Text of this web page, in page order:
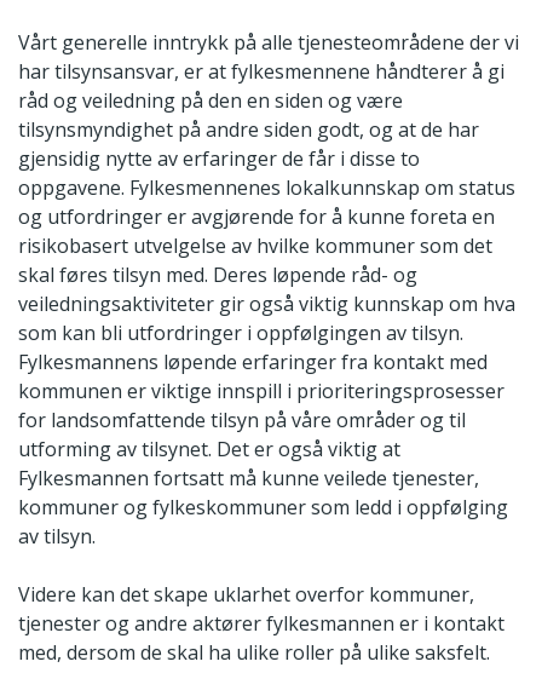
Vårt generelle inntrykk på alle tjenesteområdene der vi
har tilsynsansvar, er at fylkesmennene håndterer å gi
råd og veiledning på den en siden og være
tilsynsmyndighet på andre siden godt, og at de har
gjensidig nytte av erfaringer de får i disse to
oppgavene. Fylkesmennenes lokalkunnskap om status
og utfordringer er avgjørende for å kunne foreta en
risikobasert utvelgelse av hvilke kommuner som det
skal føres tilsyn med. Deres løpende råd- og
veiledningsaktiviteter gir også viktig kunnskap om hva
som kan bli utfordringer i oppfølgingen av tilsyn.
Fylkesmannens løpende erfaringer fra kontakt med
kommunen er viktige innspill i prioriteringsprosesser
for landsomfattende tilsyn på våre områder og til
utforming av tilsynet. Det er også viktig at
Fylkesmannen fortsatt må kunne veilede tjenester,
kommuner og fylkeskommuner som ledd i oppfølging
av tilsyn.
Videre kan det skape uklarhet overfor kommuner,
tjenester og andre aktører fylkesmannen er i kontakt
med, dersom de skal ha ulike roller på ulike saksfelt.